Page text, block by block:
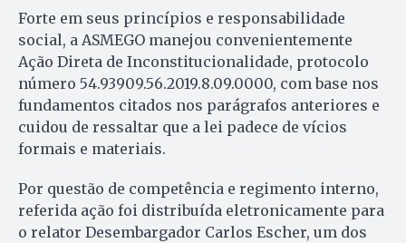
Forte em seus princípios e responsabilidade
social, a ASMEGO manejou convenientemente
Ação Direta de Inconstitucionalidade, protocolo
número 54.93909.56.2019.8.09.0000, com base nos
fundamentos citados nos parágrafos anteriores e
cuidou de ressaltar que a lei padece de vícios
formais e materiais.
Por questão de competência e regimento interno,
referida ação foi distribuída eletronicamente para
o relator Desembargador Carlos Escher, um dos